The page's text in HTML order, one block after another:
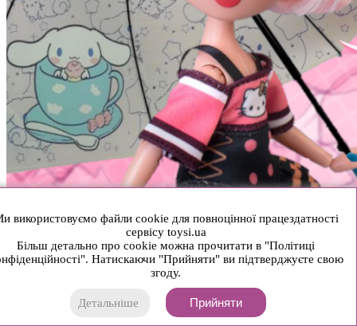
використовуємо файли cookie для повноцінної працездатності
сервісу toysi.ua
Більш детально про cookie можна прочитати в "Політиці
Натискаючи "Прийняти" ви підтверджуєте свою
згоду.
Детальніше Прийняти